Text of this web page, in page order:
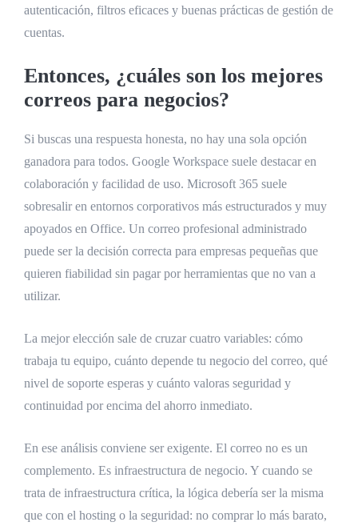
autenticación, filtros eficaces y buenas prácticas de gestión de
cuentas.
Entonces, ¿cuáles son los mejores
correos para negocios?
Si buscas una respuesta honesta, no hay una sola opción
ganadora para todos. Google Workspace suele destacar en
colaboración y facilidad de uso. Microsoft 365 suele
sobresalir en entornos corporativos más estructurados y muy
apoyados en Office. Un correo profesional administrado
puede ser la decisión correcta para empresas pequeñas que
quieren fiabilidad sin pagar por herramientas que no van a
utilizar.
La mejor elección sale de cruzar cuatro variables: cómo
trabaja tu equipo, cuánto depende tu negocio del correo, qué
nivel de soporte esperas y cuánto valoras seguridad y
continuidad por encima del ahorro inmediato.
En ese análisis conviene ser exigente. El correo no es un
complemento. Es infraestructura de negocio. Y cuando se
trata de infraestructura crítica, la lógica debería ser la misma
que con el hosting o la seguridad: no comprar lo más barato,